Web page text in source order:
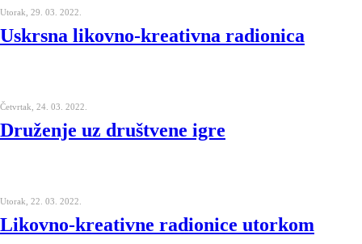
Utorak, 29. 03. 2022.
Uskrsna likovno-kreativna radionica
Četvrtak, 24. 03. 2022.
Druženje uz društvene igre
Utorak, 22. 03. 2022.
Likovno-kreativne radionice utorkom